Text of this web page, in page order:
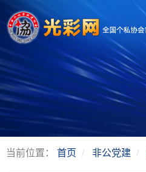
当前位置： 首页 非公党建